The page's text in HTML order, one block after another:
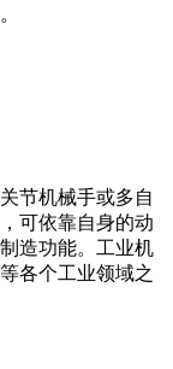
节机械手或多自
可依靠自身的动
造功能。工业机
各个工业领域之